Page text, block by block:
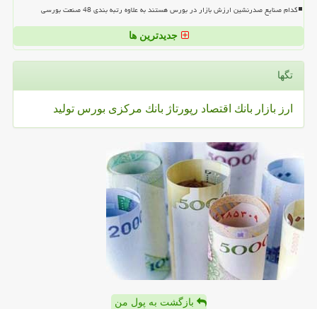
کدام صنایع صدرنشین ارزش بازار در بورس هستند به علاوه رتبه بندی 48 صنعت بورسی
جدیدترین ها
تگها
ارز بازار بانك اقتصاد رپورتاژ بانك مركزی بورس تولید
بازگشت به پول من